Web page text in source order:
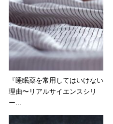
『睡眠薬を常用してはいけない
理由〜リアルサイエンスシリ
ー...